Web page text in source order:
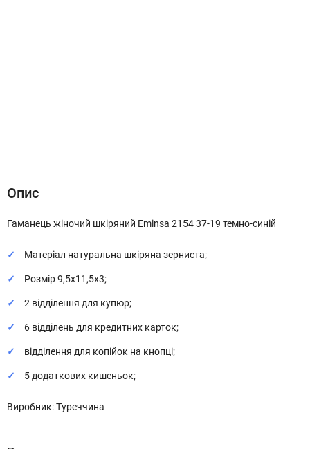
Опис
Гаманець жіночий шкіряний Eminsa 2154 37-19 темно-синій
Матеріал натуральна шкіряна зерниста;
Розмір 9,5х11,5х3;
2 відділення для купюр;
6 відділень для кредитних карток;
відділення для копійок на кнопці;
5 додаткових кишеньок;
Виробник: Туреччина